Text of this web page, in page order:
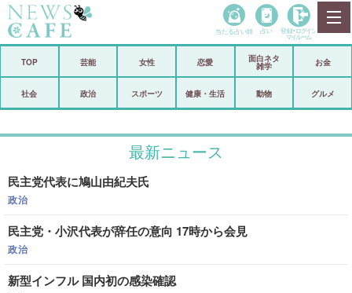
政治
スポーツ
恋愛
コメントポスト アリ／ナシ
当たる占い師 占い 登録• ログイン
マイルーム
TOP 芸能 女性 恋愛
面白ネタ
雑学
お金
社会 政治 スポーツ 健康・生活 動物 グルメ
最新ニュース
民主党代表に鳩山由紀夫氏
政治
民主党・小沢代表が辞任の意向 17時から会見
政治
新型インフル 国内初の感染確認